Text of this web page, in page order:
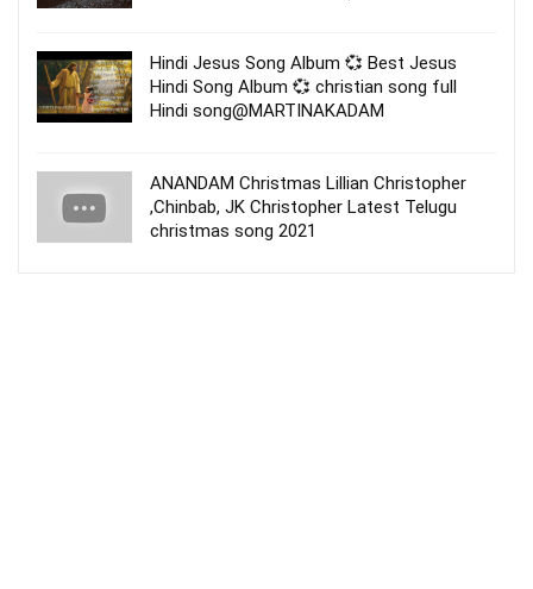
Hindi Jesus Song Album 💞 Best Jesus
Hindi Song Album 💞 christian song full
Hindi song@MARTINAKADAM
ANANDAM Christmas Lillian Christopher
,Chinbab, JK Christopher Latest Telugu
christmas song 2021